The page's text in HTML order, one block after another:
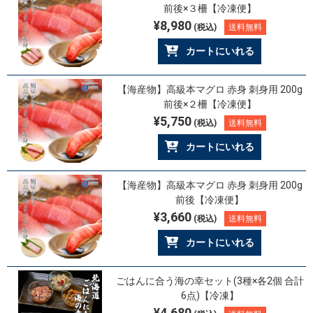
前後×３柵【冷凍便】
¥8,980(税込) 送料無料
カートにいれる
【海産物】高級本マグロ 赤身 刺身用 200g
前後×２柵【冷凍便】
¥5,750(税込) 送料無料
カートにいれる
【海産物】高級本マグロ 赤身 刺身用 200g
前後【冷凍便】
¥3,660(税込) 送料無料
カートにいれる
ごはんに合う海の幸セット(3種×各2個 合計
6点)【冷凍】